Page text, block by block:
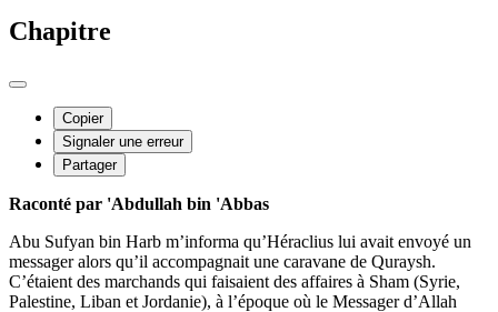
Chapitre
Copier
Signaler une erreur
Partager
Raconté par 'Abdullah bin 'Abbas
Abu Sufyan bin Harb m’informa qu’Héraclius lui avait envoyé un
messager alors qu’il accompagnait une caravane de Quraysh.
C’étaient des marchands qui faisaient des affaires à Sham (Syrie,
Palestine, Liban et Jordanie), à l’époque où le Messager d’Allah